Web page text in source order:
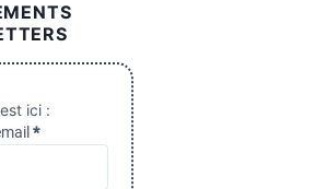
ici :
*